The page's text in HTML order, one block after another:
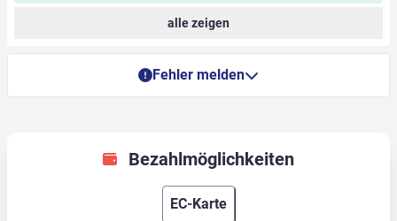
alle zeigen
Fehler melden
Bezahlmöglichkeiten
EC-Karte